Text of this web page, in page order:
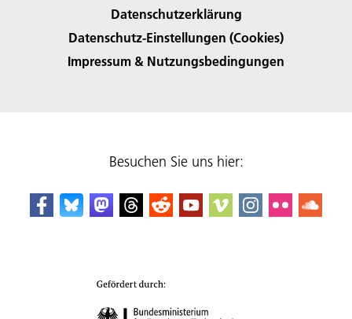
Datenschutzerklärung
Datenschutz-Einstellungen (Cookies)
Impressum & Nutzungsbedingungen
Besuchen Sie uns hier: